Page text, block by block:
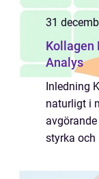
31
Kollagen
Analys
Inledning
naturligt i
styrka och
forskning